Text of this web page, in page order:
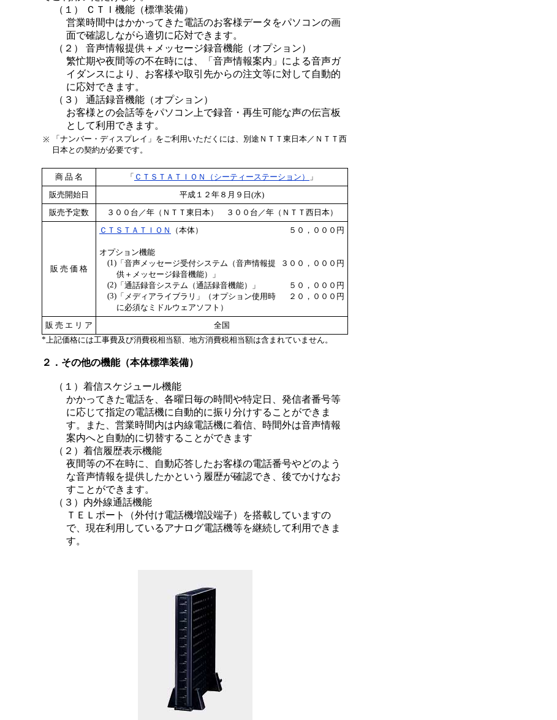
（１） ＣＴＩ機能（標準装備）
営業時間中はかかってきた電話のお客様データをパソコンの画
面で確認しながら適切に応対できます。
（２） 音声情報提供＋メッセージ録音機能（オプション）
繁忙期や夜間等の不在時には、「音声情報案内」による音声ガ
イダンスにより、お客様や取引先からの注文等に対して自動的
に応対できます。
（３） 通話録音機能（オプション）
お客様との会話等をパソコン上で録音・再生可能な声の伝言板
として利用できます。
※
「ナンバー・ディスプレイ」をご利用いただくには、別途ＮＴＴ東日本／ＮＴＴ西
日本との契約が必要です。
商 品 名 「 ＣＴＳＴＡＴＩＯＮ（シーティーステーション）
」
販売開始日
平成１２年８月９日(水)
販売予定数
３００台／年（ＮＴＴ東日本） ３００台／年（ＮＴＴ西日本）
販 売 価 格
ＣＴＳＴＡＴＩＯＮ （本体） ５０，０００円
オプション機能
(1) 「音声メッセージ受付システム（音声情報提
供＋メッセージ録音機能）」
３００，０００円
(2) 「通話録音システム（通話録音機能）」
５０，０００円
(3) 「メディアライブラリ」（オプション使用時
に必須なミドルウェアソフト）
２０，０００円
販 売 エ リ ア
全国
*上記価格には工事費及び消費税相当額、地方消費税相当額は含まれていません。
２．その他の機能（本体標準装備）
（１）着信スケジュール機能
かかってきた電話を、各曜日毎の時間や特定日、発信者番号等
に応じて指定の電話機に自動的に振り分けすることができま
す。また、営業時間内は内線電話機に着信、時間外は音声情報
案内へと自動的に切替することができます
（２）着信履歴表示機能
夜間等の不在時に、自動応答したお客様の電話番号やどのよう
な音声情報を提供したかという履歴が確認でき、後でかけなお
すことができます。
（３）内外線通話機能
ＴＥＬポート（外付け電話機増設端子）を搭載していますの
で、現在利用しているアナログ電話機等を継続して利用できま
す。